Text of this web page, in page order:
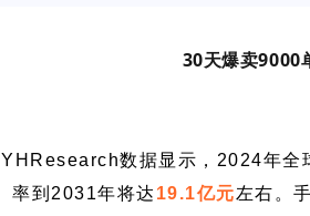
30天爆卖9000
YHResearch数据显示， 2024年全
率到2031年将达 19.1亿元左右。